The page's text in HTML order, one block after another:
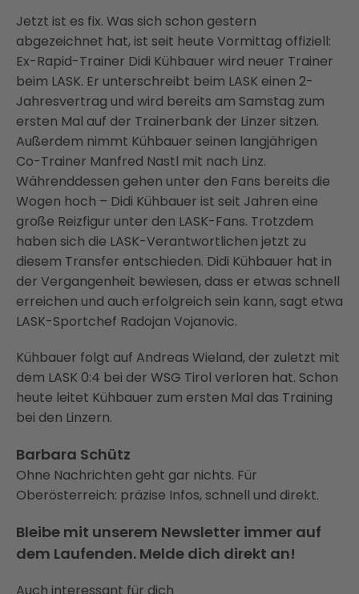
Jetzt ist es fix. Was sich schon gestern
abgezeichnet hat, ist seit heute Vormittag offiziell:
Ex-Rapid-Trainer Didi Kühbauer wird neuer Trainer
beim LASK. Er unterschreibt beim LASK einen 2-
Jahresvertrag und wird bereits am Samstag zum
ersten Mal auf der Trainerbank der Linzer sitzen.
Außerdem nimmt Kühbauer seinen langjährigen
Co-Trainer Manfred Nastl mit nach Linz.
Währenddessen gehen unter den Fans bereits die
Wogen hoch – Didi Kühbauer ist seit Jahren eine
große Reizfigur unter den LASK-Fans. Trotzdem
haben sich die LASK-Verantwortlichen jetzt zu
diesem Transfer entschieden. Didi Kühbauer hat in
der Vergangenheit bewiesen, dass er etwas schnell
erreichen und auch erfolgreich sein kann, sagt etwa
LASK-Sportchef Radojan Vojanovic.
Kühbauer folgt auf Andreas Wieland, der zuletzt mit
dem LASK 0:4 bei der WSG Tirol verloren hat. Schon
heute leitet Kühbauer zum ersten Mal das Training
bei den Linzern.
Barbara Schütz
Ohne Nachrichten geht gar nichts. Für
Oberösterreich: präzise Infos, schnell und direkt.
Bleibe mit unserem Newsletter immer auf
dem Laufenden. Melde dich direkt an!